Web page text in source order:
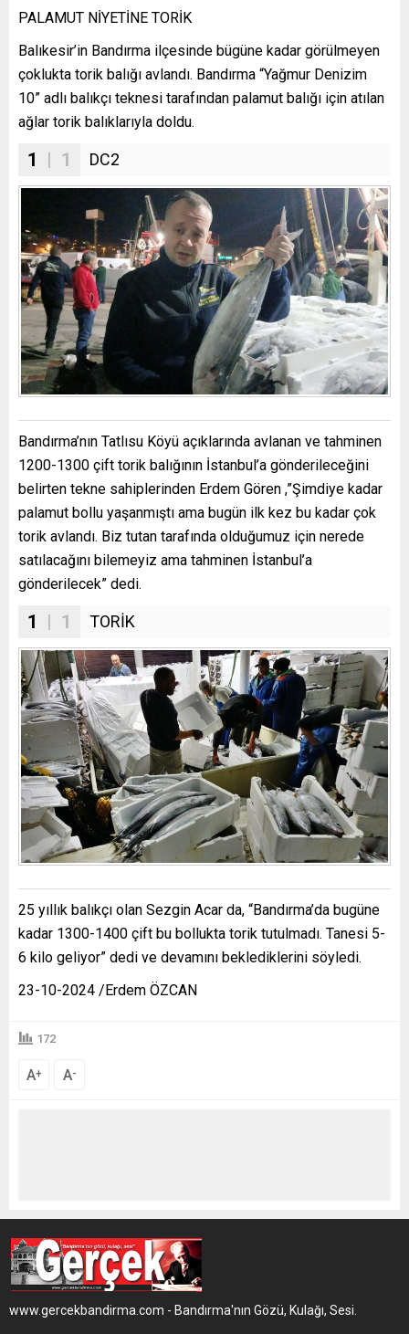
PALAMUT NİYETİNE TORİK
Balıkesir’in Bandırma ilçesinde bügüne kadar görülmeyen
çoklukta torik balığı avlandı. Bandırma “Yağmur Denizim
10” adlı balıkçı teknesi tarafından palamut balığı için atılan
ağlar torik balıklarıyla doldu.
1 | 1 DC2
Bandırma’nın Tatlısu Köyü açıklarında avlanan ve tahminen
1200-1300 çift torik balığının İstanbul’a gönderileceğini
belirten tekne sahiplerinden Erdem Gören ,”Şimdiye kadar
palamut bollu yaşanmıştı ama bugün ilk kez bu kadar çok
torik avlandı. Biz tutan tarafında olduğumuz için nerede
satılacağını bilemeyiz ama tahminen İstanbul’a
gönderilecek” dedi.
1 | 1 TORİK
25 yıllık balıkçı olan Sezgin Acar da, “Bandırma’da bugüne
kadar 1300-1400 çift bu bollukta torik tutulmadı. Tanesi 5-
6 kilo geliyor” dedi ve devamını beklediklerini söyledi.
23-10-2024 /Erdem ÖZCAN
172
A+ A-
www.gercekbandirma.com - Bandırma'nın Gözü, Kulağı, Sesi.